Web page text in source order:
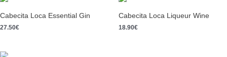
Cabecita Loca Essential Gin
27.50€
Cabecita Loca Liqueur Wine
18.90€